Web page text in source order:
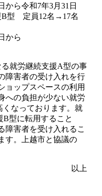
から令和7年3月31日
型 定員12名→17名
から
就労継続支援A型の事
障害者の受け入れを行
ョップスペースの利用
への負担が少ない就労
なっております。就
型に転用すること
障害者を受け入れるこ
す。上越市と協議の
以上